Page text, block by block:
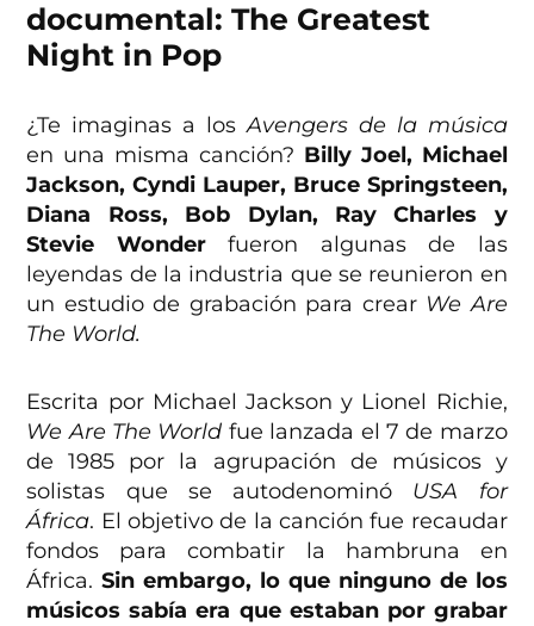
documental: The Greatest
Night in Pop
¿Te imaginas a losAvengers de la música
en una misma canción? Billy Joel, Michael
Jackson, Cyndi Lauper, Bruce Springsteen,
Diana Ross, Bob Dylan, Ray Charles y
Stevie Wonderfueron algunas de las
leyendas de la industria que se reunieron en
un estudio de grabación para crear We Are
The World.
Escrita por Michael Jackson y Lionel Richie,
We Are The World fue lanzada el 7 de marzo
de 1985 por la agrupación de músicos y
solistas que se autodenominó USA for
África. El objetivo de la canción fue recaudar
fondos para combatir la hambruna en
África. Sin embargo, lo que ninguno de los
músicos sabía era que estaban por grabar